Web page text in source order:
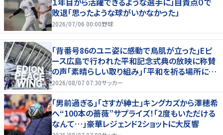
敗退「思ったような球がいかなかった」
2026/07/06 00:00野球
｢背番号86のユニ姿に感動で鳥肌が立った｣Eピ
ース広島で行われた平和記念式典の放映に称賛
の声｢素晴らしい取り組み｣｢平和を祈る場所に相
応しい｣
2026/08/07 07:30サッカー
｢男前過ぎる｣｢さすが紳士｣キングカズから澤穂希
へ“100本の薔薇”サプライズ！｢2度もいただける
なんて…｣豪華レジェンド2ショットに大反響